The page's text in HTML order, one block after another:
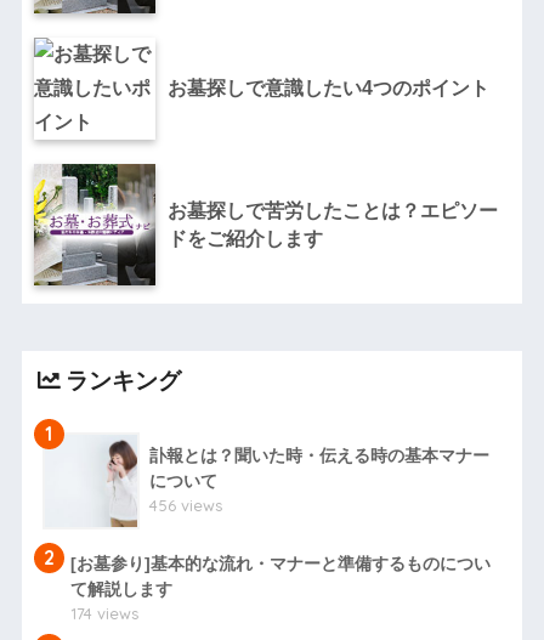
お墓探しで意識したい4つのポイント
お墓探しで苦労したことは？エピソー
ドをご紹介します
ランキング
1
訃報とは？聞いた時・伝える時の基本マナー
について
456 views
2
[お墓参り]基本的な流れ・マナーと準備するものについ
て解説します
174 views